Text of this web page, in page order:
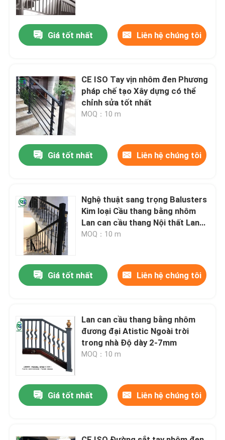
Nhà
Hướng dẫn VR
Về chúng tôi
Tham quan nhà máy
Liên hệ chúng tôi
Yêu cầu báo giá
Tấm tường nhôm
Bảng điều khiển tổ ong bằng nhôm
Giá tốt nhất Liên hệ chúng tôi
CE ISO Tay vịn nhôm đen Phương
pháp chế tạo Xây dựng có thể
chỉnh sửa tốt nhất
MOQ：10 m
Giá tốt nhất Liên hệ chúng tôi
Nghệ thuật sang trọng Balusters
Kim loại Cầu thang bằng nhôm
Lan can cầu thang Nội thất Lan
can cầu thang
MOQ：10 m
Giá tốt nhất Liên hệ chúng tôi
Lan can cầu thang bằng nhôm
đương đại Atistic Ngoài trời
trong nhà Độ dày 2-7mm
MOQ：10 m
Giá tốt nhất Liên hệ chúng tôi